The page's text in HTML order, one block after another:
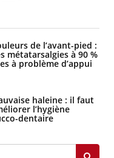
de l’avant-pied :
métatarsalgies à 90 %
à problème d’appui
haleine : il faut
l’hygiène
dentaire